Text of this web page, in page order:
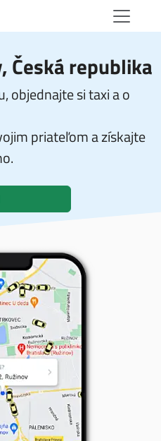
Česká republika
objednajte si taxi a o
priateľom a získajte